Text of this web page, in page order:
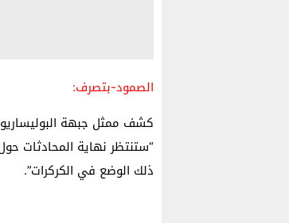
الصمود-بتصرف:
كشف ممثل جبهة البوليساريو
“ستنتظر نهاية المحادثات
ذلك الوضع في الكركرات”.